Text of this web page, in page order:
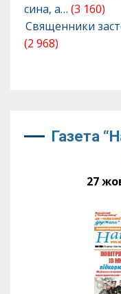
сина, а… (3 160)
Священники
(2 968)
Газета
27